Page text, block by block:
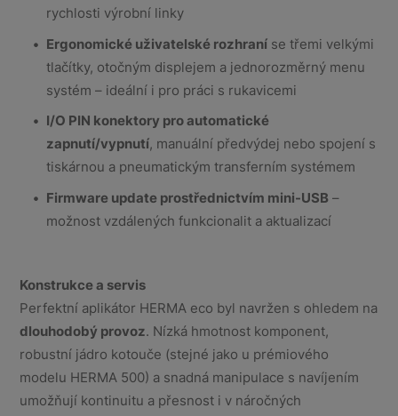
rychlosti výrobní linky
Ergonomické uživatelské rozhraní se třemi velkými
tlačítky, otočným displejem a jednorozměrný menu
systém – ideální i pro práci s rukavicemi
I/O PIN konektory pro automatické
zapnutí/vypnutí, manuální předvýdej nebo spojení s
tiskárnou a pneumatickým transferním systémem
Firmware update prostřednictvím mini-USB –
možnost vzdálených funkcionalit a aktualizací
Konstrukce a servis
Perfektní aplikátor HERMA eco byl navržen s ohledem na
dlouhodobý provoz. Nízká hmotnost komponent,
robustní jádro kotouče (stejné jako u prémiového
modelu HERMA 500) a snadná manipulace s navíjením
umožňují kontinuitu a přesnost i v náročných